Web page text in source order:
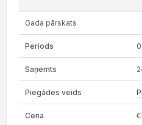
Gada pārskats